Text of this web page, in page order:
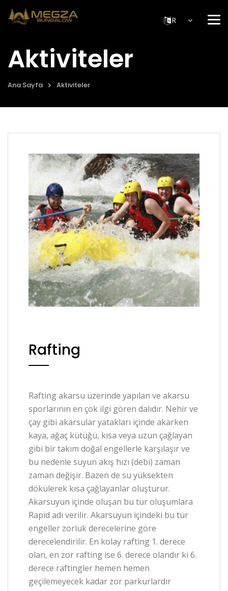
Aktiviteler
Ana Sayfa Aktiviteler
Rafting
Rafting akarsu üzerinde yapılan ve akarsu
sporlarının en çok ilgi gören dalıdır. Nehir ve
çay gibi akarsular yatakları içinde akarken
kaya, ağaç kütüğü, kısa veya uzun çağlayan
gibi bir takım doğal engellerle karşılaşır ve
bu nedenle suyun akış hızı (debi) zaman
zaman değişir. Bazen de su yüksekten
dökülerek kısa çağlayanlar oluşturur.
Akarsuyun içinde oluşan bu tür oluşumlara
Rapid adı verilir. Akarsuyun içindeki bu tür
engeller zorluk derecelerine göre
derecelendirilir. En kolay rafting 1. derece
olan, en zor rafting ise 6. derece olandır ki 6.
derece raftingler hemen hemen
geçilemeyecek kadar zor parkurlardır